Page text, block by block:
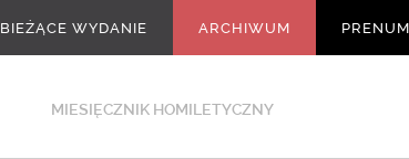
BIEŻĄCE WYDANIE ARCHIWUM
MIESIĘCZNIK HOMILETYCZNY